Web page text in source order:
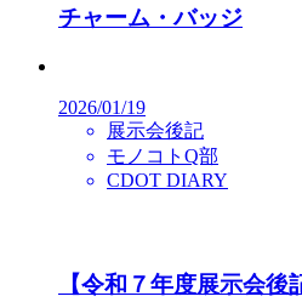
チャーム・バッジ
2026/01/19
展示会後記
モノコトQ部
CDOT DIARY
【令和７年度展示会